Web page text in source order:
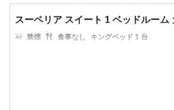
スーペリア スイート 1 ベッドルーム
禁煙 食事なし
キングベッド 1 台